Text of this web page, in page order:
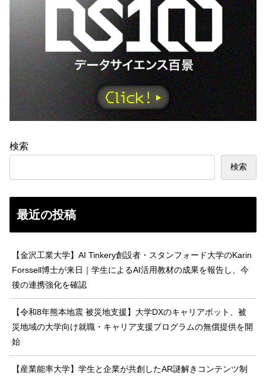
検索
検索
最近の投稿
【金沢工業大学】AI Tinkery創設者・スタンフォード大学のKarin
Forssell博士が来日｜学生によるAI活用教材の成果を報告し、今
後の連携強化を確認
【令和8年熊本地震 被災地支援】大学DXのキャリアボット、被
災地域の大学向け就職・キャリア支援プログラムの無償提供を開
始
【産業能率大学】学生と企業が共創したAR謎解きコンテンツ制